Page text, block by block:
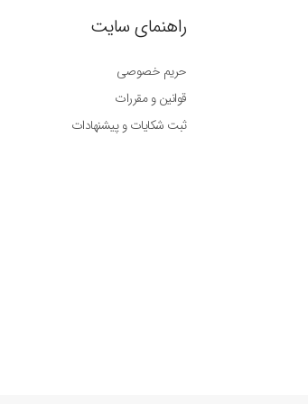
راهنمای سایت
حریم خصوصی
قوانین و مقررات
ثبت شکایات و پیشنهادات